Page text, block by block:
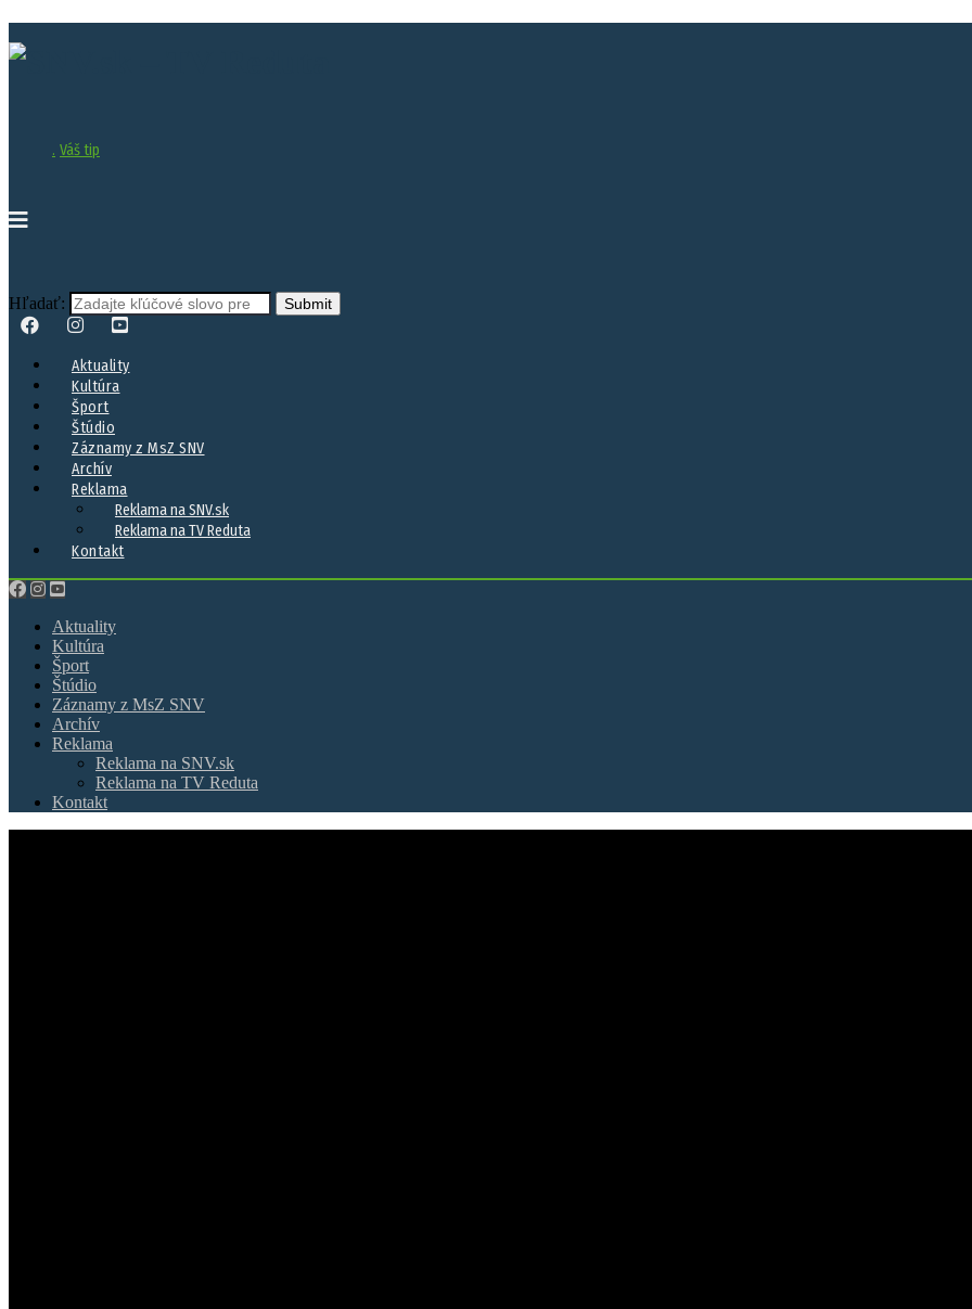
. Váš tip
Hľadať:
Aktuality
Kultúra
Šport
Štúdio
Záznamy z MsZ SNV
Archív
Reklama
Reklama na SNV.sk
Reklama na TV Reduta
Kontakt
Aktuality
Kultúra
Šport
Štúdio
Záznamy z MsZ SNV
Archív
Reklama
Reklama na SNV.sk
Reklama na TV Reduta
Kontakt